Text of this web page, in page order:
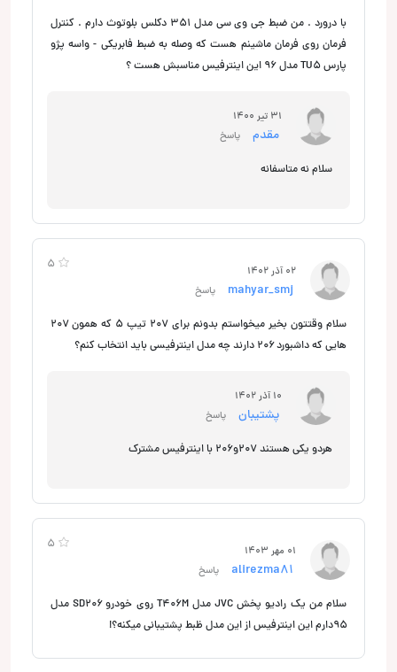
با درورد . من ضبط جی وی سی مدل 351 دکلس بلوتوث دارم . کنترل
فرمان روی فرمان ماشینم هست که وصله به ضبط فابریکی - واسه پژو
پارس TU5 مدل 96 این اینترفیس مناسبش هست ؟
31 تیر 1400
مقدم پاسخ
سلام نه متاسفانه
5 02 آذر 1402
پاسخ
سلام وقتتون بخیر میخواستم بدونم برای 207 تیپ ۵ که همون ۲۰۷
هایی که داشبورد ۲۰۶ دارند چه مدل اینترفیسی باید انتخاب کنم؟
10 آذر 1402
پشتیبان پاسخ
هردو یکی هستند 207و206 با اینترفیس مشترک
5 01 مهر 1403
پاسخ
سلام من یک رادیو پخش JVC مدل T406M روی خودرو SD۲۰۶ مدل
۹۵دارم این اینترفیس از این مدل ظبط پشتیبانی میکنه؟!